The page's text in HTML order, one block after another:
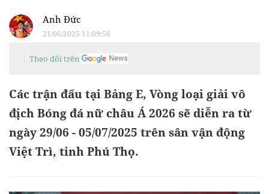
Anh Đức
21/06/2025 11:09:58
Theo dõi trên
Các trận đấu tại Bảng E, Vòng loại giải vô
địch Bóng đá nữ châu Á 2026 sẽ diễn ra từ
ngày 29/06 - 05/07/2025 trên sân vận động
Việt Trì, tỉnh Phú Thọ.